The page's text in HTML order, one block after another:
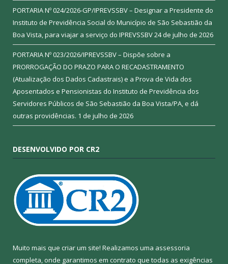
PORTARIA Nº 024/2026-GP/IPREVSSBV – Designar a Presidente do
Instituto de Previdência Social do Município de São Sebastião da
Boa Vista, para viajar a serviço do IPREVSSBV24 de julho de 2026
PORTARIA Nº 023/2026/IPREVSSBV – Dispõe sobre a
PRORROGAÇÃO DO PRAZO PARA O RECADASTRAMENTO
(Atualização dos Dados Cadastrais) e a Prova de Vida dos
Aposentados e Pensionistas do Instituto de Previdência dos
Servidores Públicos de São Sebastião da Boa Vista/PA, e dá
outras providências. 1 de julho de 2026
DESENVOLVIDO POR CR2
Muito mais que criar um site! Realizamos uma assessoria
completa, onde garantimos em contrato que todas as exigências